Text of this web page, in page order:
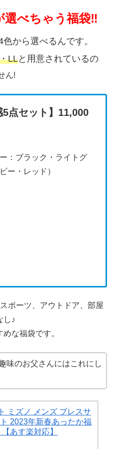
選べちゃう福袋‼
色から選べるんです。
LLと用意されているの
ん!
5点セット】11,000
：ブラック・ライトグ
ー・レッド）
ポーツ、アウトドア、部屋
し♪
な福袋です。
味のお父さんにはこれにし
ミズノ メンズ ブレスサ
2023年新春あったか福
あす楽対応】